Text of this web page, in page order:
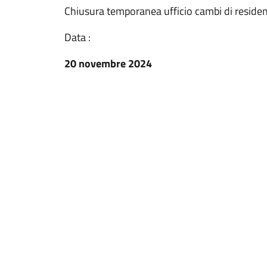
Chiusura temporanea ufficio cambi di
Data :
20 novembre 2024